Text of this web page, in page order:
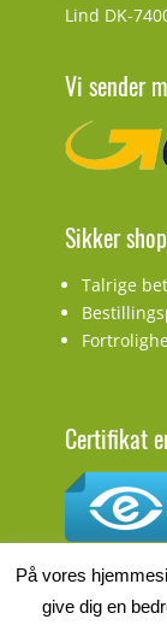
Lind DK-
Vi sender
Sikker
Talrige
Certifikat
CVR.nr.:
På vores
give dig en